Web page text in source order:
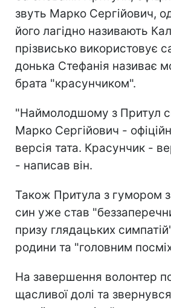
звуть Марко Сергійович,
його лагідно називають
прізвисько використовує
донька Стефанія називає
брата "красунчиком".
"Наймолодшому з Притул
Марко Сергійович -
версія тата. Красунчик -
- написав він.
Також Притула з гумором
син уже став
призу глядацьких
родини та "головним
На завершення волонтер
щасливої долі та